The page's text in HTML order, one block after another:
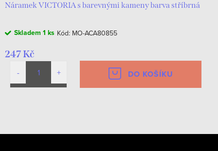
Náramek VICTORIA s barevnými kameny barva stříbrná
Skladem 1 ks Kód: MO-ACA80855
247 Kč
DO KOŠÍKU